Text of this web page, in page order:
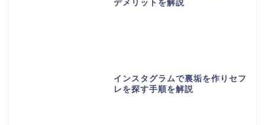
デメリットを解説
インスタグラムで裏垢を作りセフ
レを探す手順を解説